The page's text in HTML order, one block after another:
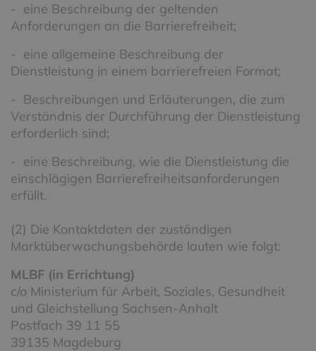
- eine Beschreibung der geltenden
Anforderungen an die Barrierefreiheit;
- eine allgemeine Beschreibung der
Dienstleistung in einem barrierefreien Format;
- Beschreibungen und Erläuterungen, die zum
Verständnis der Durchführung der Dienstleistung
erforderlich sind;
- eine Beschreibung, wie die Dienstleistung die
einschlägigen Barrierefreiheitsanforderungen
erfüllt.
(2) Die Kontaktdaten der zuständigen
Marktüberwachungsbehörde lauten wie folgt:
MLBF (in Errichtung)
c/o Ministerium für Arbeit, Soziales, Gesundheit
und Gleichstellung Sachsen-Anhalt
Postfach 39 11 55
39135 Magdeburg